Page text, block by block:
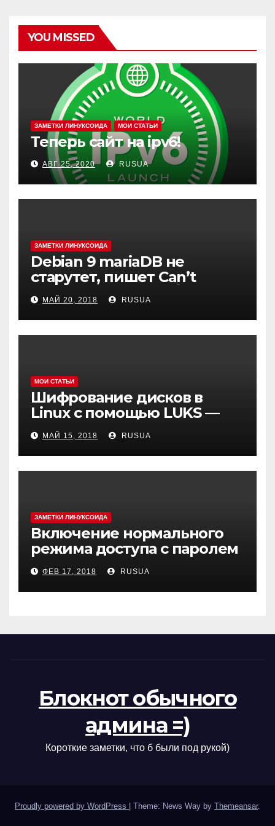
YOU MISSED
ЗАМЕТКИ ЛИНУКСОИДА МОИ СТАТЬИ
Теперь сайт на ipv6!
АВГ 25, 2020 RUSUA
ЗАМЕТКИ ЛИНУКСОИДА
Debian 9 mariaDB не
старутет, пишет Can’t
create test file или /mysqld:
Can’t change dir to
МАЙ 20, 2018 RUSUA
МОИ СТАТЬИ
Шифрование дисков в
Linux с помощью LUKS —
cryptsetup
МАЙ 15, 2018 RUSUA
ЗАМЕТКИ ЛИНУКСОИДА
Включение нормального
режима доступа с паролем
в MySQL(MariaDB) в Debian 9
ФЕВ 17, 2018 RUSUA
Блокнот обычного
админа =)
Короткие заметки, что б были под рукой)
Proudly powered by WordPress Theme: News Way by Themeansar.